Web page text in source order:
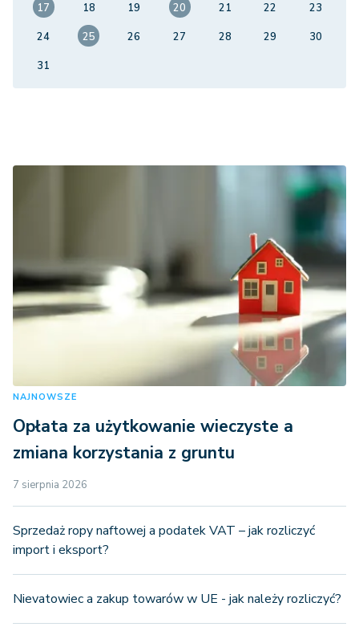
17
18 19 20 21 22
23
24
25 26 27 28 29
30
31
NAJNOWSZE
Opłata za użytkowanie wieczyste a
zmiana korzystania z gruntu
7 sierpnia 2026
Sprzedaż ropy naftowej a podatek VAT – jak rozliczyć
import i eksport?
Nievatowiec a zakup towarów w UE - jak należy rozliczyć?